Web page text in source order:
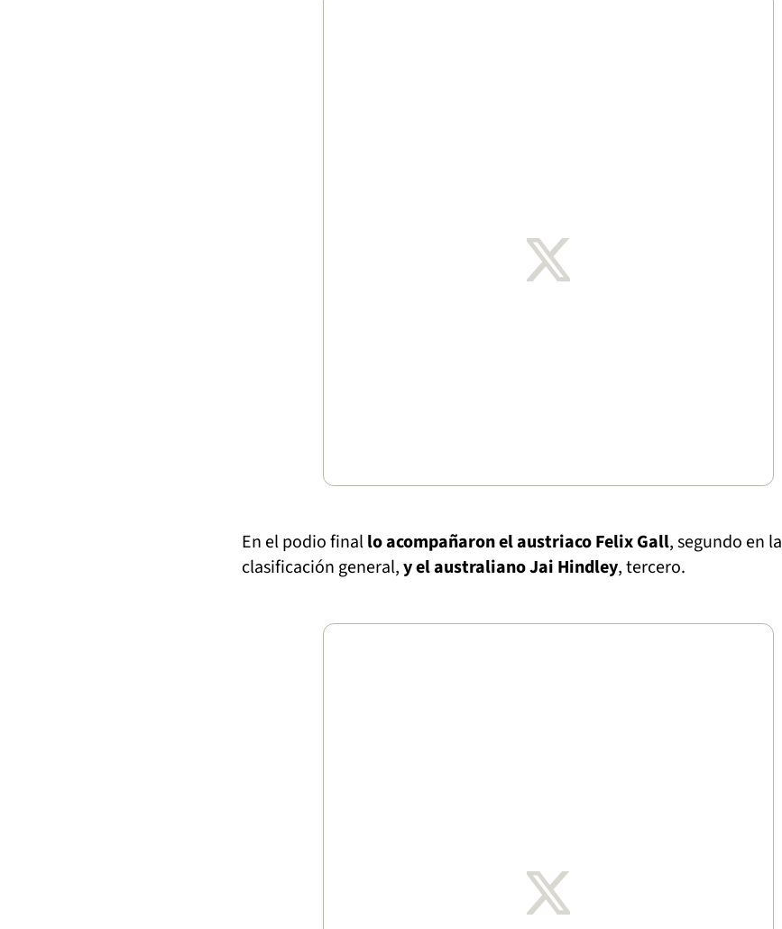
En el podio finallo acompañaron el austriaco Felix Gall, segundo en la
clasificación general,y el australiano Jai Hindley, tercero.